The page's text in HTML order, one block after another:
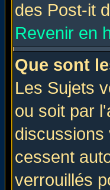
des Post-it
Revenir en
Que sont
Les Sujets
ou soit par
discussions
cessent
verrouillés